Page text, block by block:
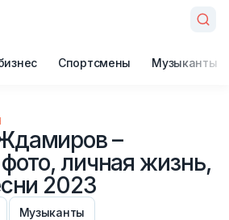
Спортсмены Музыканты
–
личная жизнь,
2023
Музыканты